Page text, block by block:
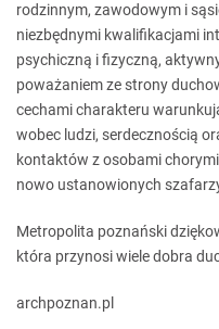
rodzinnym, zawodowym i
niezbędnymi kwalifikacjami
psychiczną i fizyczną,
poważaniem ze strony
cechami charakteru
wobec ludzi, serdecznością
kontaktów z osobami
nowo ustanowionych
Metropolita poznański
która przynosi wiele dobra
archpoznan.pl